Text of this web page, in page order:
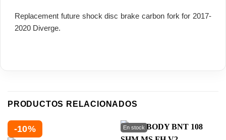
Replacement future shock disc brake carbon fork for 2017-
2020 Diverge.
PRODUCTOS RELACIONADOS
-10%